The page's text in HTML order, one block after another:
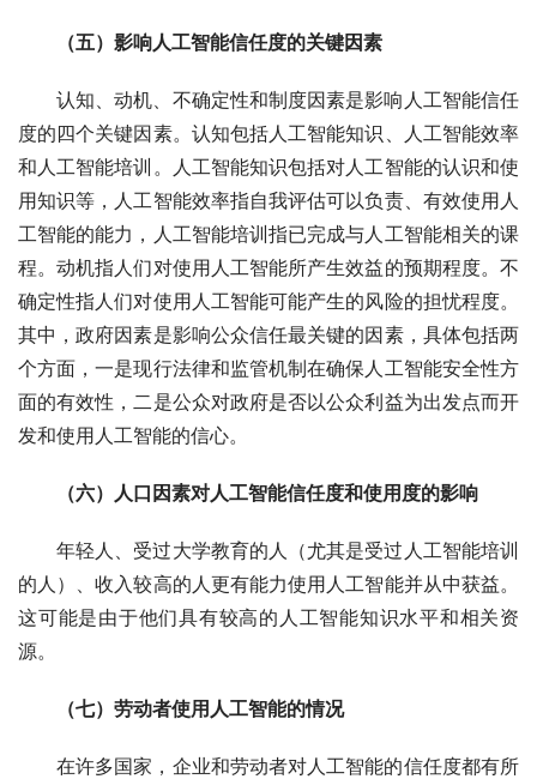
（五）影响人工智能信任度的关键因素
认知、动机、不确定性和制度因素是影响人工智能信任
度的四个关键因素。认知包括人工智能知识、人工智能效率
和人工智能培训。人工智能知识包括对人工智能的认识和使
用知识等，人工智能效率指自我评估可以负责、有效使用人
工智能的能力，人工智能培训指已完成与人工智能相关的课
程。动机指人们对使用人工智能所产生效益的预期程度。不
确定性指人们对使用人工智能可能产生的风险的担忧程度。
其中，政府因素是影响公众信任最关键的因素，具体包括两
个方面，一是现行法律和监管机制在确保人工智能安全性方
面的有效性，二是公众对政府是否以公众利益为出发点而开
发和使用人工智能的信心。
（六）人口因素对人工智能信任度和使用度的影响
年轻人、受过大学教育的人（尤其是受过人工智能培训
的人）、收入较高的人更有能力使用人工智能并从中获益。
这可能是由于他们具有较高的人工智能知识水平和相关资
源。
（七）劳动者使用人工智能的情况
在许多国家，企业和劳动者对人工智能的信任度都有所